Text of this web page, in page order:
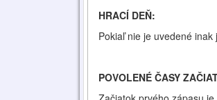
HRACÍ DEŇ:
Pokiaľ nie je uvedené
POVOLENÉ ČASY